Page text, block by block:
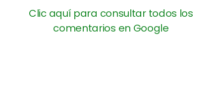
Clic aquí para consultar todos los
comentarios en Google